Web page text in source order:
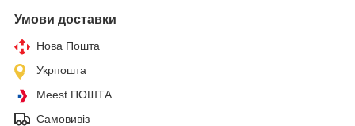
Умови доставки
Нова Пошта
Укрпошта
Meest ПОШТА
Самовивіз